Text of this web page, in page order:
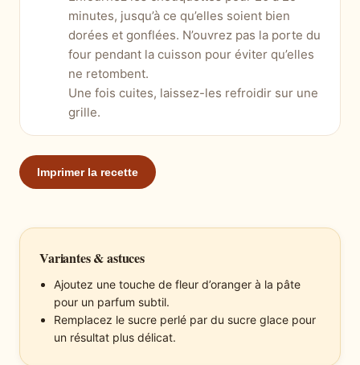
minutes, jusqu’à ce qu’elles soient bien
dorées et gonflées. N’ouvrez pas la porte du
four pendant la cuisson pour éviter qu’elles
ne retombent.
Une fois cuites, laissez-les refroidir sur une
grille.
Imprimer la recette
Variantes & astuces
Ajoutez une touche de fleur d’oranger à la pâte
pour un parfum subtil.
Remplacez le sucre perlé par du sucre glace pour
un résultat plus délicat.